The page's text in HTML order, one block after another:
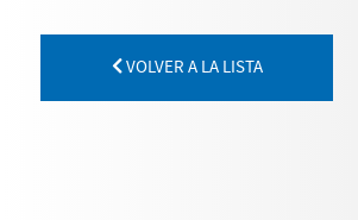
VOLVER A LA LISTA